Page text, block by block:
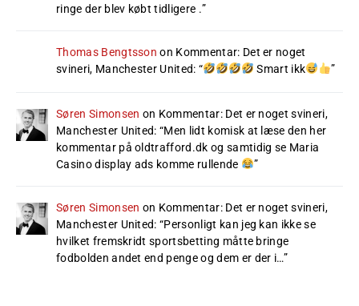
ringe der blev købt tidligere .”
Thomas Bengtsson on Kommentar: Det er noget
svineri, Manchester United: “ Smart ikk ”
Søren Simonsen on Kommentar: Det er noget svineri,
Manchester United: “Men lidt komisk at læse den her
kommentar på oldtrafford.dk og samtidig se Maria
Casino display ads komme rullende
”
Søren Simonsen on Kommentar: Det er noget svineri,
Manchester United: “Personligt kan jeg kan ikke se
hvilket fremskridt sportsbetting måtte bringe
fodbolden andet end penge og dem er der i…”